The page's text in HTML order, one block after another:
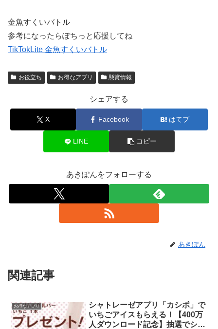
金魚すくいバトル
参考になったらぽちっと応援してね
TikTokLite 金魚すくいバトル
お役立ち お得なアプリ 懸賞情報
シェアする
X Facebook はてブ
LINE コピー
あきぽんをフォローする
あきぽん
関連記事
お得なアプリ
シャトレーゼアプリ「カシポ」で
いちごアイスもらえる！【400万
人ダウンロード記念】抽選でシャ